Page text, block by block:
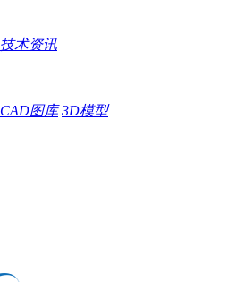
技术资讯
CAD图库 3D模型